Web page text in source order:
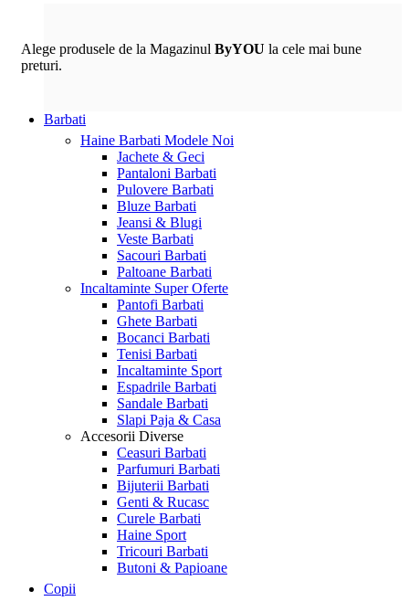
Alege produsele de la Magazinul ByYOU la cele mai bune
preturi.
Barbati
Haine Barbati Modele Noi
Jachete & Geci
Pantaloni Barbati
Pulovere Barbati
Bluze Barbati
Jeansi & Blugi
Veste Barbati
Sacouri Barbati
Paltoane Barbati
Incaltaminte Super Oferte
Pantofi Barbati
Ghete Barbati
Bocanci Barbati
Tenisi Barbati
Incaltaminte Sport
Espadrile Barbati
Sandale Barbati
Slapi Paja & Casa
Accesorii Diverse
Ceasuri Barbati
Parfumuri Barbati
Bijuterii Barbati
Genti & Rucasc
Curele Barbati
Haine Sport
Tricouri Barbati
Butoni & Papioane
Copii